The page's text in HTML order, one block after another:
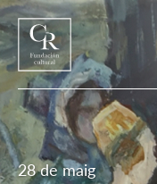
28 de maig